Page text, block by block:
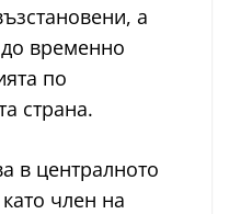
а
временно
по
страна.
в централното
член на